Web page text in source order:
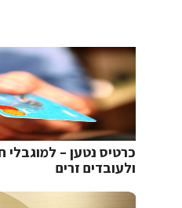
כרטיס נטען – למוגבלי
ולעובדים זרים